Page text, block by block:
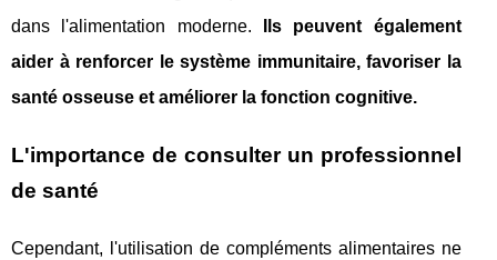
dans l'alimentation moderne.
Ils peuvent également
aider à renforcer le système immunitaire, favoriser la
santé osseuse et améliorer la fonction cognitive.
L'importance de consulter un professionnel
de santé
Cependant, l'utilisation de compléments alimentaires ne